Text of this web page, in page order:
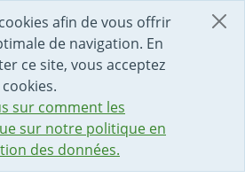
afin de vous offrir
de navigation. En
ce site, vous acceptez
sur comment les
sur notre politique en
des données.
DE LA PAGE
RECHERCHE